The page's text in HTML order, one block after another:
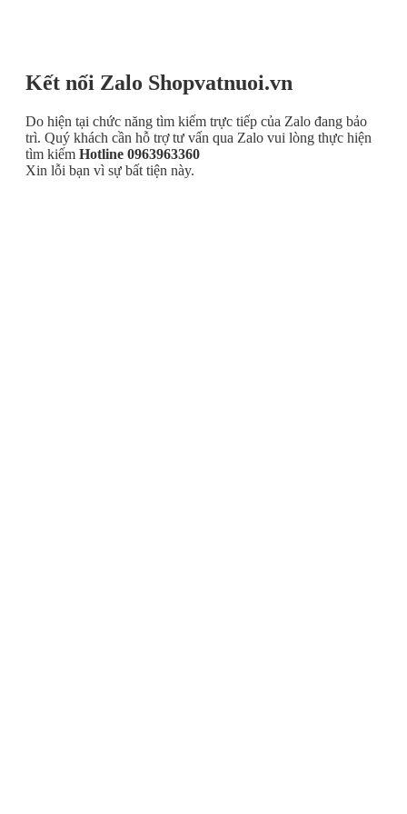
Kết nối Zalo Shopvatnuoi.vn
Do hiện tại chức năng tìm kiếm trực tiếp của Zalo đang bảo
trì. Quý khách cần hỗ trợ tư vấn qua Zalo vui lòng thực hiện
tìm kiếm Hotline 0963963360
Xin lỗi bạn vì sự bất tiện này.